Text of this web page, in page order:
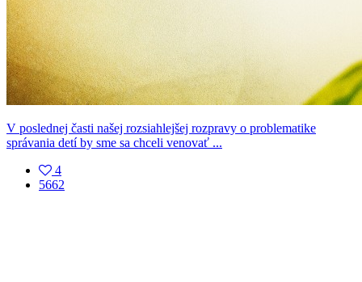
V poslednej časti našej rozsiahlejšej rozpravy o problematike
správania detí by sme sa chceli venovať ...
4
5662